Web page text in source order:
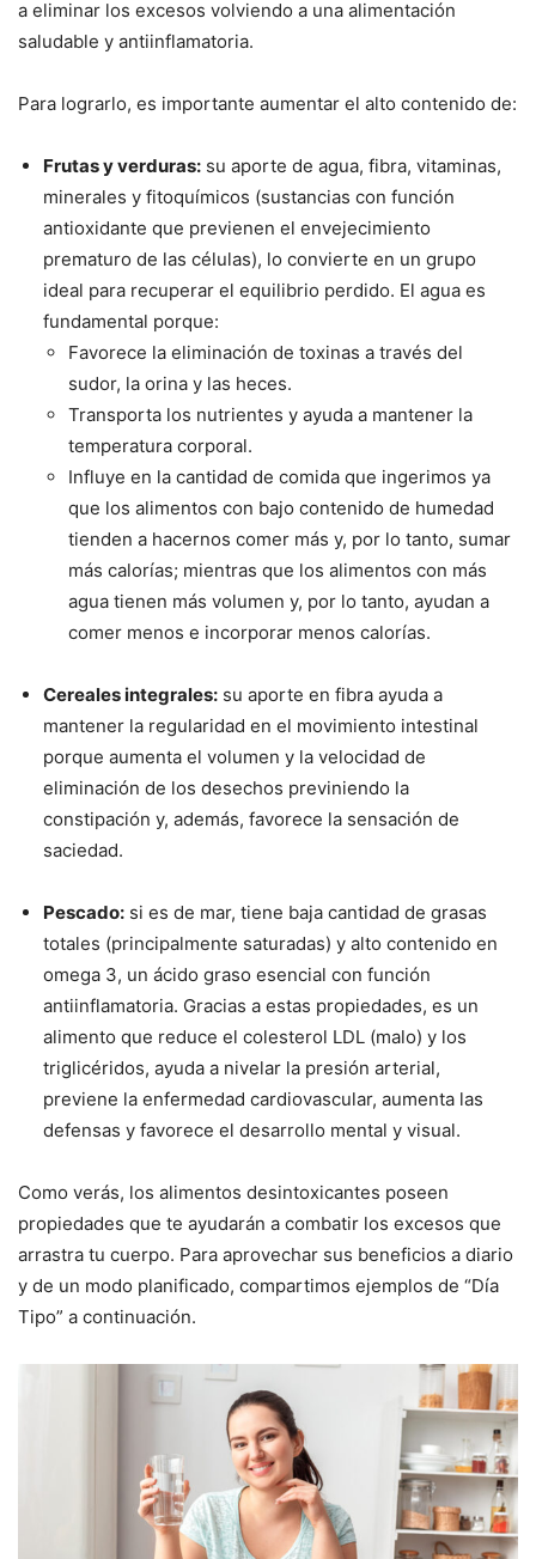
a eliminar los excesos volviendo a una alimentación
saludable y antiinflamatoria.
Para lograrlo, es importante aumentar el alto contenido de:
Frutas y verduras: su aporte de agua, fibra, vitaminas,
minerales y fitoquímicos (sustancias con función
antioxidante que previenen el envejecimiento
prematuro de las células), lo convierte en un grupo
ideal para recuperar el equilibrio perdido. El agua es
fundamental porque:
Favorece la eliminación de toxinas a través del
sudor, la orina y las heces.
Transporta los nutrientes y ayuda a mantener la
temperatura corporal.
Influye en la cantidad de comida que ingerimos ya
que los alimentos con bajo contenido de humedad
tienden a hacernos comer más y, por lo tanto, sumar
más calorías; mientras que los alimentos con más
agua tienen más volumen y, por lo tanto, ayudan a
comer menos e incorporar menos calorías.
Cereales integrales: su aporte en fibra ayuda a
mantener la regularidad en el movimiento intestinal
porque aumenta el volumen y la velocidad de
eliminación de los desechos previniendo la
constipación y, además, favorece la sensación de
saciedad.
Pescado: si es de mar, tiene baja cantidad de grasas
totales (principalmente saturadas) y alto contenido en
omega 3, un ácido graso esencial con función
antiinflamatoria. Gracias a estas propiedades, es un
alimento que reduce el colesterol LDL (malo) y los
triglicéridos, ayuda a nivelar la presión arterial,
previene la enfermedad cardiovascular, aumenta las
defensas y favorece el desarrollo mental y visual.
Como verás, los alimentos desintoxicantes poseen
propiedades que te ayudarán a combatir los excesos que
arrastra tu cuerpo. Para aprovechar sus beneficios a diario
y de un modo planificado, compartimos ejemplos de “Día
Tipo” a continuación.